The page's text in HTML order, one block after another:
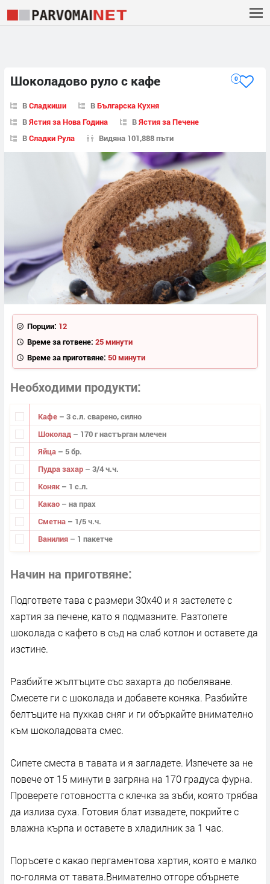
Шоколадово руло с кафе 0
ВСладкиши ВБългарска Кухня
ВЯстия за Нова Година ВЯстия за Печене
ВСладки Рула Видяна 101,888 пъти
Порции: 12
Време за готвене: 25 минути
Време за приготвяне: 50 минути
Необходими продукти
Кафе – 3 с.л. сварено, силно
Шоколад – 170 г настърган млечен
Яйца – 5 бр.
Пудра захар – 3/4 ч.ч.
Коняк – 1 с.л.
Какао – на прах
Сметна – 1/5 ч.ч.
Ванилия – 1 пакетче
Начин на приготвяне
Подгответе тава с размери 30х40 и я застелете с
хартия за печене, като я подмазните. Разтопете
шоколада с кафето в съд на слаб котлон и оставете да
изстине.
Разбийте жълтъците със захарта до побеляване.
Смесете ги с шоколада и добавете коняка. Разбийте
белтъците на пухкав сняг и ги объркайте внимателно
към шоколадовата смес.
Сипете сместа в тавата и я загладете. Изпечете за не
повече от 15 минути в загряна на 170 градуса фурна.
Проверете готовността с клечка за зъби, която трябва
да излиза суха. Готовия блат извадете, покрийте с
влажна кърпа и оставете в хладилник за 1 час.
Поръсете с какао пергаментова хартия, която е малко
по-голяма от тавата.Внимателно отгоре обърнете